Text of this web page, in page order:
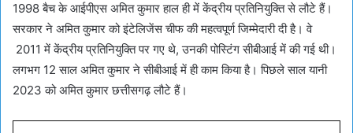
1998 बैच के आईपीएस अमित कुमार हाल ही में केंद्रीय प्रतिनियुक्ति से लौटे हैं।
सरकार ने अमित कुमार को इंटेलिजेंस चीफ की महत्वपूर्ण जिम्मेदारी दी है। वे
2011 में केंद्रीय प्रतिनियुक्ति पर गए थे, उनकी पोस्टिंग सीबीआई में की गई थी।
लगभग 12 साल अमित कुमार ने सीबीआई में ही काम किया है। पिछले साल यानी
2023 को अमित कुमार छत्तीसगढ़ लौटे हैं।